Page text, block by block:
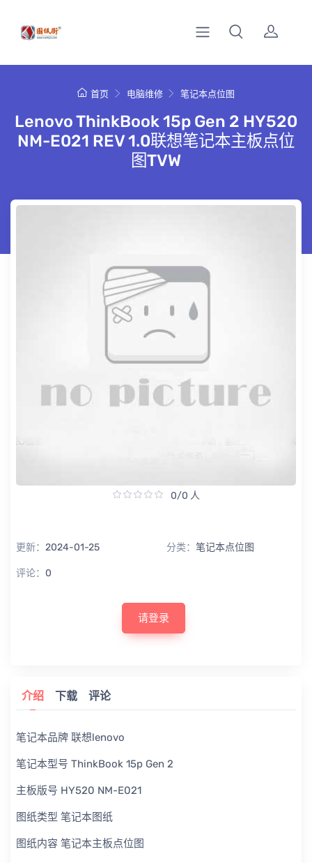
首页 电脑维修 笔记本点位图
Lenovo ThinkBook 15p Gen 2 HY520
NM-E021 REV 1.0联想笔记本主板点位
图TVW
0/0 人
更新： 2024-01-25 分类： 笔记本点位图
评论： 0
请登录
介绍 下载 评论
笔记本品牌 联想lenovo
笔记本型号 ThinkBook 15p Gen 2
主板版号 HY520 NM-E021
图纸类型 笔记本图纸
图纸内容 笔记本主板点位图